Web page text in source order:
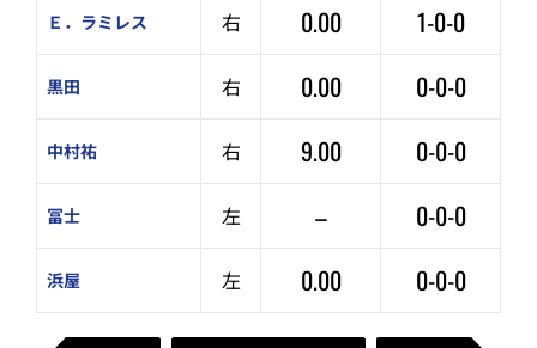
Ｅ．ラミレス 右 0.00 1-0-0
黒田 右 0.00 0-0-0
中村祐 右 9.00 0-0-0
冨士 左 – 0-0-0
浜屋 左 0.00 0-0-0